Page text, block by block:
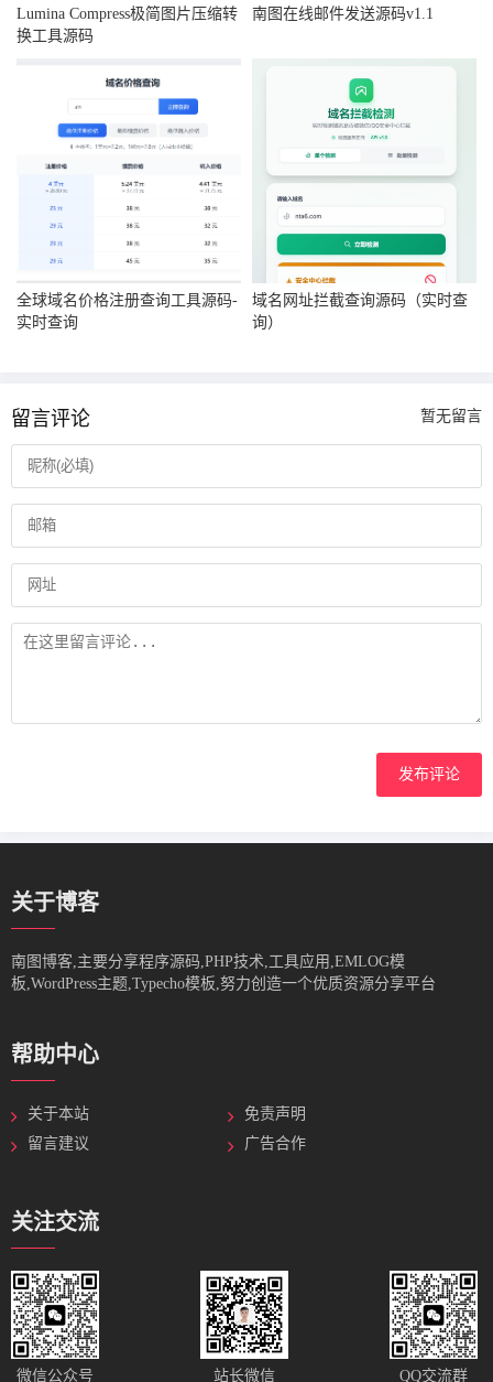
Lumina Compress极简图片压缩转
换工具源码
南图在线邮件发送源码v1.1
全球域名价格注册查询工具源码-
实时查询
域名网址拦截查询源码（实时查
询）
留言评论 暂无留言
发布评论
关于博客
南图博客,主要分享程序源码,PHP技术,工具应用,EMLOG模
板,WordPress主题,Typecho模板,努力创造一个优质资源分享平台
帮助中心
关于本站
免责声明
留言建议
广告合作
关注交流
微信公众号 站长微信 QQ交流群